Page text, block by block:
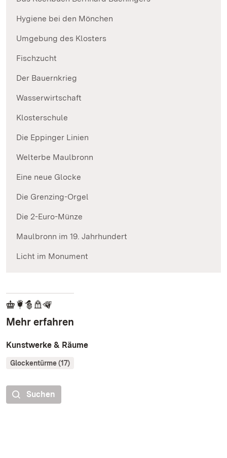
Hygiene bei den Mönchen
Umgebung des Klosters
Fischzucht
Der Bauernkrieg
Wasserwirtschaft
Klosterschule
Die Eppinger Linien
Welterbe Maulbronn
Eine neue Glocke
Die Grenzing-Orgel
Die 2-Euro-Münze
Maulbronn im 19. Jahrhundert
Licht im Monument
Mehr erfahren
Kunstwerke & Räume
Glockentürme (17)
Suchen